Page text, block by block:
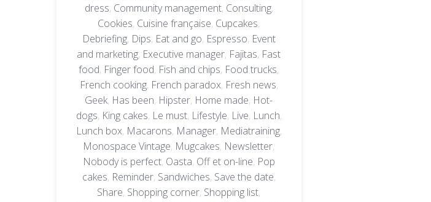
dress, Community management, Consulting,
Cookies, Cuisine française, Cupcakes,
Debriefing, Dips, Eat and go, Espresso, Event
and marketing, Executive manager, Fajitas, Fast
food, Finger food, Fish and chips, Food trucks,
French cooking, French paradox, Fresh news,
Geek, Has been, Hipster, Home made, Hot-
dogs, King cakes, Le must, Lifestyle, Live, Lunch,
Lunch box, Macarons, Manager, Mediatraining,
Monospace Vintage, Mugcakes, Newsletter,
Nobody is perfect, Oasta, Off et on-line, Pop
cakes, Reminder, Sandwiches, Save the date,
Share, Shopping corner, Shopping list,